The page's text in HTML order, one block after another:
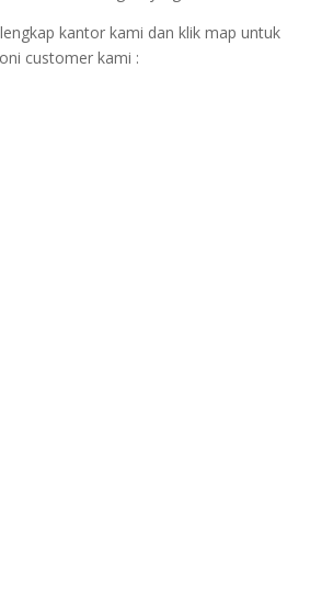
kantor kami dan klik map untuk
customer kami :